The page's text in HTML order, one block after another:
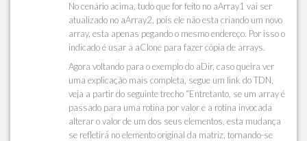
No cenário acima, tudo que for feito no aArray1 vai ser
atualizado no aArray2, pois ele não esta criando um novo
array, esta apenas pegando o mesmo endereço. Por isso o
indicado é usar a aClone para fazer cópia de arrays.
Agora voltando para o exemplo do aDir, caso queira ver
uma explicação mais completa, segue um link do TDN,
veja a partir do seguinte trecho “Entretanto, se um array é
passado para uma rotina por valor e a rotina invocada
alterar o valor de um dos seus elementos, esta mudança
se refletirá no elemento original da matriz, tornando-se